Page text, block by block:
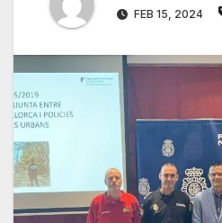
FEB 15, 2024